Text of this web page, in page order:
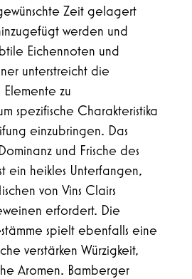
Zeit gelagert
werden und
Eichennoten und
unterstreicht die
zu
spezifische Charakteristika
einzubringen. Das
und Frische des
ein heikles Unterfangen,
von Vins Clairs
erfordert. Die
spielt ebenfalls eine
verstärken Würzigkeit,
Aromen. Bamberger